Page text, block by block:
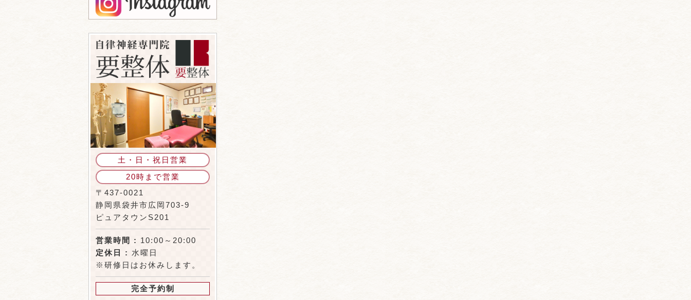
土・日・祝日営業
20時まで営業
〒437-0021
静岡県袋井市広岡703-9
ピュアタウンS201
営業時間 : 10:00～20:00
定休日 : 水曜日
※研修日はお休みします。
完全予約制